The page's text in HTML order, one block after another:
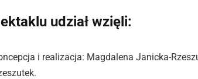
udział wzięli:
i realizacja: Magdalena Janicka-